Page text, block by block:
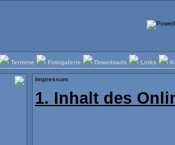
Termine Fotogalerie Downloads Links
Impressum
1. Inhalt des